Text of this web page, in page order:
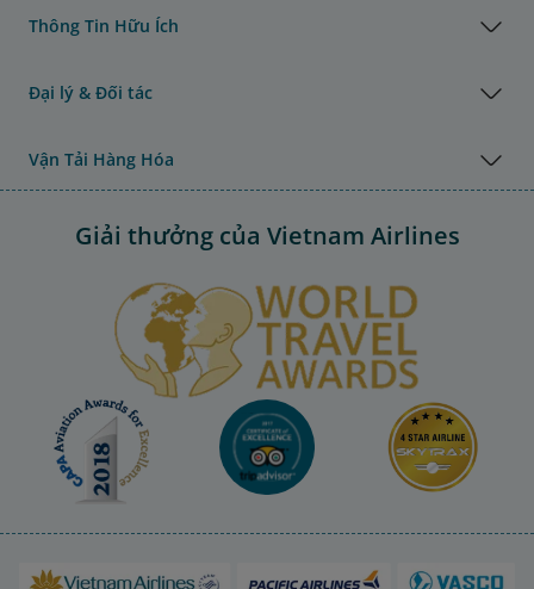
Thông Tin Hữu Ích
Đại lý & Đối tác
Vận Tải Hàng Hóa
Giải thưởng của Vietnam Airlines